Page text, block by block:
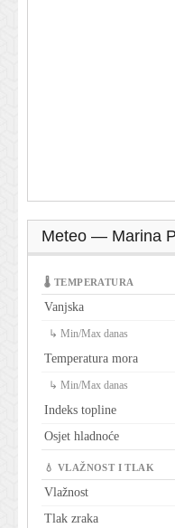
Meteo — Marina
🌡 TEMPERATURA
Vanjska
↳ Min/Max danas
Temperatura mora
↳ Min/Max danas
Indeks topline
Osjet hladnoće
💧 VLAŽNOST I TLAK
Vlažnost
Tlak zraka